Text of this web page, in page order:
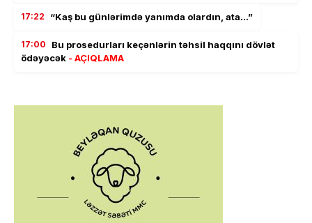
17:22 “Kaş bu günlərimdə yanımda olardın, ata…”
17:00
Bu prosedurları keçənlərin təhsil haqqını dövlət
ödəyəcək - AÇIQLAMA